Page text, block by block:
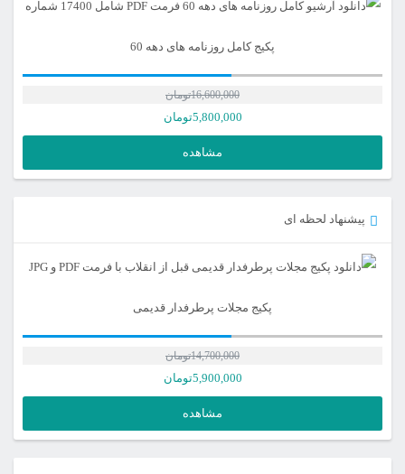
پکیج کامل روزنامه های دهه 60
16,600,000تومان
5,800,000تومان
مشاهده
پیشنهاد لحظه ای
پکیج مجلات پرطرفدار قدیمی
14,700,000تومان
5,900,000تومان
مشاهده